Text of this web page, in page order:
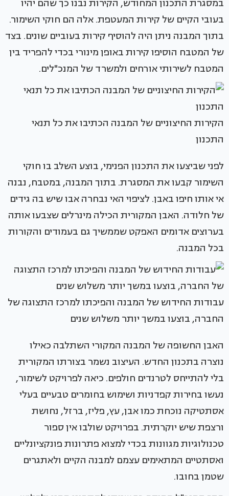
במסגרת התכנון המחודש, הקירות נבנו כך שהם יהיו
בעובי הקיים של קירות המעטפת. אלה הם חוקי השימור.
בתוך המבנה ניתן היה להוסיף קירות בעוביים שונים. בצד
של המטבח הוסיפו קירות באופן מינורי בכדי להפריד בין
המטבח לשירותי אורחים ולמשרד של המנכ"לים.
הקירות החיצוניים של המבנה הכתיבו את כל תנאי
התכנון
לפני שביצעו את התכנון הפנימי, בוצע השלב בו חוקי
השימור קבעו את המסגרת. בתוך המבנה, במטבח, נבנה
אי אותו חיפו באבן. לציפוי האי נבחרה אבו שיש בה גידים
של חלודה. האבן המקורית הכילה מינרלים שצבעו אותה
בערוצים אדומים האפקט שממשיך גם בעמודים והקורות
בכל המבנה.
עבודות החידוש של המבנה והפיכתו למרכז התצוגה של
החברה, בוצעו במשך יותר משלוש שנים
האבן החשופה של המבנה המקורי השתלבה כאילו
נוצרה בתכנון החדש. העיצוב נשמר בצורתו המקורית
בלי להתייחס לטרנדים חולפים. כיאה לפרויקט לשימור,
נעשו בחירות קפדניות ושימוש בחומרים טבעיים בעלי
אסתטיקה נוכחת כמו אבן, עץ, פליז, ברזל, נחושת
ורצפת שיש יוקרתית. בפרויקט שולבו אין ספור
טכנולוגיות מגוונות בכדי למצוא פתרונות פונקציונליים
ואסתטיים המתאימים עצמם למבנה הקיים ולאתגרים
שטמן בחובו.